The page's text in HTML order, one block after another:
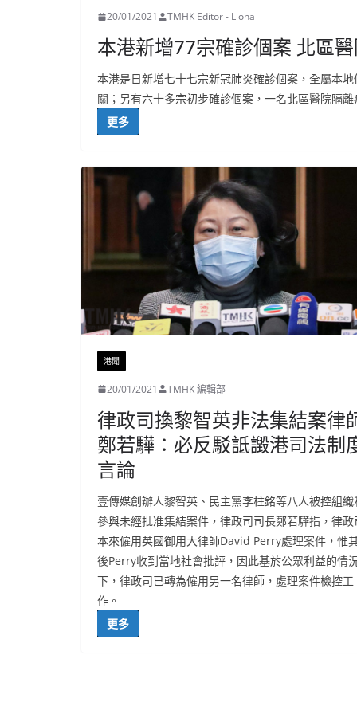
20/01/2021 TMHK Editor - Liona
本港新增77宗確診個案 北區
本港是日新增七十七宗新冠肺炎確診個案，全屬本
關；另有六十多宗初步確診個案，一名北區醫院隔
更多
港聞
20/01/2021 TMHK 編輯部
律政司換黎智英非法集結案律
鄭若驊：必反駁詆譭港司法制
言論
壹傳媒創辦人黎智英、民主黨李柱銘等八人被控組織
參與未經批准集結案件，律政司司長鄭若驊指，律政
本來僱用英國御用大律師David Perry處理案件，惟
後Perry收到當地社會批評，因此基於公眾利益的情
下，律政司已轉為僱用另一名律師，處理案件檢控工
作。
更多